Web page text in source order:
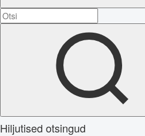
Hiljutised otsingud